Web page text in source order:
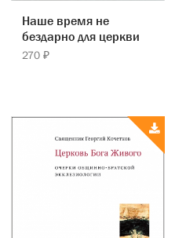
Наше время не
бездарно для церкви
270 ₽